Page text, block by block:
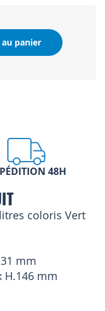
panier
48H
coloris Vert
mm
H.146 mm